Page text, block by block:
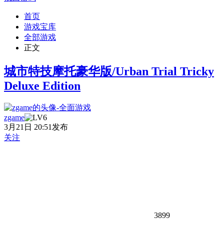
首页
游戏宝库
全部游戏
正文
城市特技摩托豪华版/Urban Trial Tricky
Deluxe Edition
zgame
3月21日 20:51发布
关注
3899